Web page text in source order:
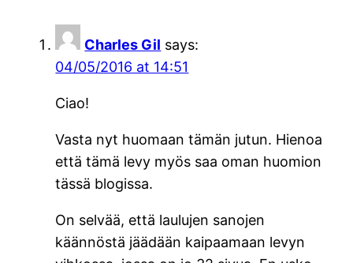
Charles Gil says:
04/05/2016 at 14:51
Ciao!
Vasta nyt huomaan tämän jutun. Hienoa
että tämä levy myös saa oman huomion
tässä blogissa.
On selvää, että laulujen sanojen
käännöstä jäädään kaipaamaan levyn